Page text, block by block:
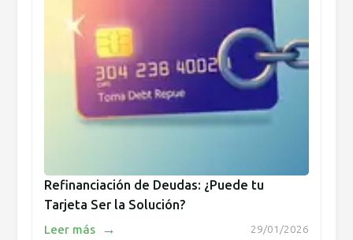
Refinanciación de Deudas: ¿Puede tu
Tarjeta Ser la Solución?
29/01/2026
Leer más →